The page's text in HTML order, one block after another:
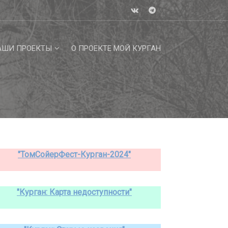
ПРОЕКТЫ О ПРОЕКТЕ МОЙ КУРГАН
"ТомСойерФест-Курган-2024"
"Курган: Карта недоступности"